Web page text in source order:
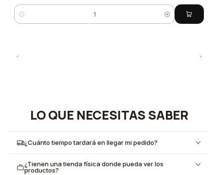
Cantidad
LO QUE NECESITAS SABER
¿Cuánto tiempo tardará en llegar mi pedido?
¿Tienen una tienda física donde pueda ver los
productos?